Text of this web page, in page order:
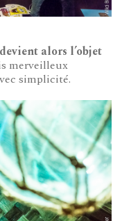
alors l’objet
merveilleux
simplicité.